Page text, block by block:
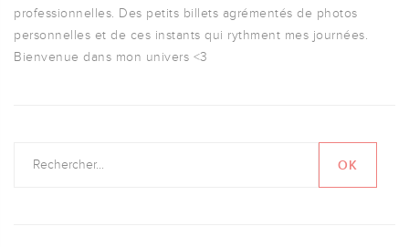
professionnelles. Des petits billets agrémentés de photos
personnelles et de ces instants qui rythment mes journées.
Bienvenue dans mon univers <3